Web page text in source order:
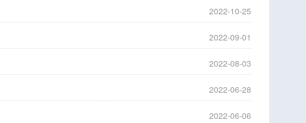
2022-10-25
2022-09-01
2022-08-03
2022-06-28
2022-06-06